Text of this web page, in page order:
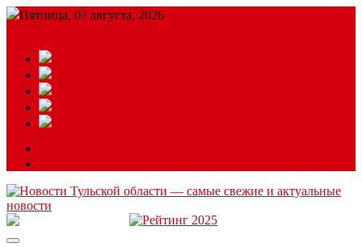
Пятница, 07 августа, 2026
Читайте последние новости дня в Тульской области на сайте